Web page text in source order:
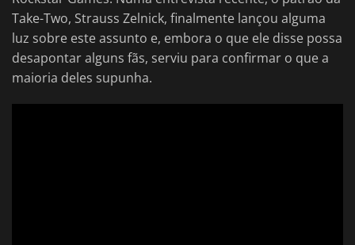
Take-Two, Strauss Zelnick, finalmente lançou alguma
luz sobre este assunto e, embora o que ele disse possa
desapontar alguns fãs, serviu para confirmar o que a
maioria deles supunha.